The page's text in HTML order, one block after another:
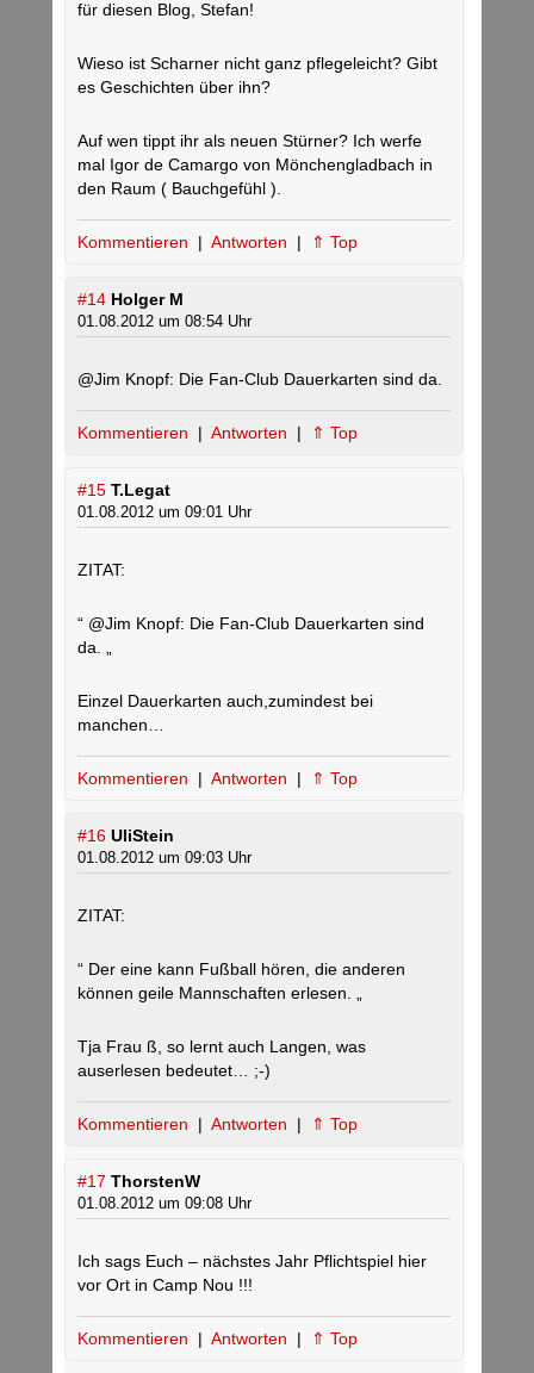
für diesen Blog, Stefan!
Wieso ist Scharner nicht ganz pflegeleicht? Gibt
es Geschichten über ihn?
Auf wen tippt ihr als neuen Stürner? Ich werfe
mal Igor de Camargo von Mönchengladbach in
den Raum ( Bauchgefühl ).
Kommentieren | Antworten | ⇑ Top
#14 Holger M
01.08.2012 um 08:54 Uhr
@Jim Knopf: Die Fan-Club Dauerkarten sind da.
Kommentieren | Antworten | ⇑ Top
#15 T.Legat
01.08.2012 um 09:01 Uhr
ZITAT:
“ @Jim Knopf: Die Fan-Club Dauerkarten sind
da. „
Einzel Dauerkarten auch,zumindest bei
manchen…
Kommentieren | Antworten | ⇑ Top
#16 UliStein
01.08.2012 um 09:03 Uhr
ZITAT:
“ Der eine kann Fußball hören, die anderen
können geile Mannschaften erlesen. „
Tja Frau ß, so lernt auch Langen, was
auserlesen bedeutet… ;-)
Kommentieren | Antworten | ⇑ Top
#17 ThorstenW
01.08.2012 um 09:08 Uhr
Ich sags Euch – nächstes Jahr Pflichtspiel hier
vor Ort in Camp Nou !!!
Kommentieren | Antworten | ⇑ Top